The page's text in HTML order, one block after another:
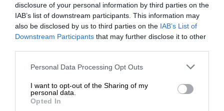
disclosure of your personal information by third parties on the
IAB’s list of downstream participants. This information may
also be disclosed by us to third parties on the IAB’s List of
Downstream Participants that may further disclose it to other
Please note that this website/app uses one or more Google
not limited to your visit or usage behaviour. You may click to
grant or deny consent to Google and its third-party tags to
use your data for below specified purposes in below Google
Personal Data Processing Opt Outs
I want to opt-out of the Sharing of my
personal data.
Opted In
ČO VIDIEŤ V ALICANTE?
Jednou z dominantných pamiatok Alicante jehrad
Santa Bárbara
, vypínajúci sa na vrchole hory
Benacantil. Patrí k najväčším
stredovekým
pevnostiam v Španielsku